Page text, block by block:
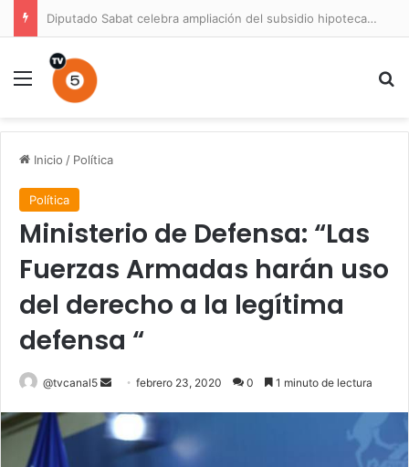
Diputado Sabat celebra ampliación del subsidio hipotecario con viviendas de hasta 6.000 UF
Menú
Inicio / Política
Política
Ministerio de Defensa: “Las
Fuerzas Armadas harán uso
del derecho a la legítima
defensa “
@tvcanal5
Sendfebrero 23, 2020 0 1 minuto de lectura